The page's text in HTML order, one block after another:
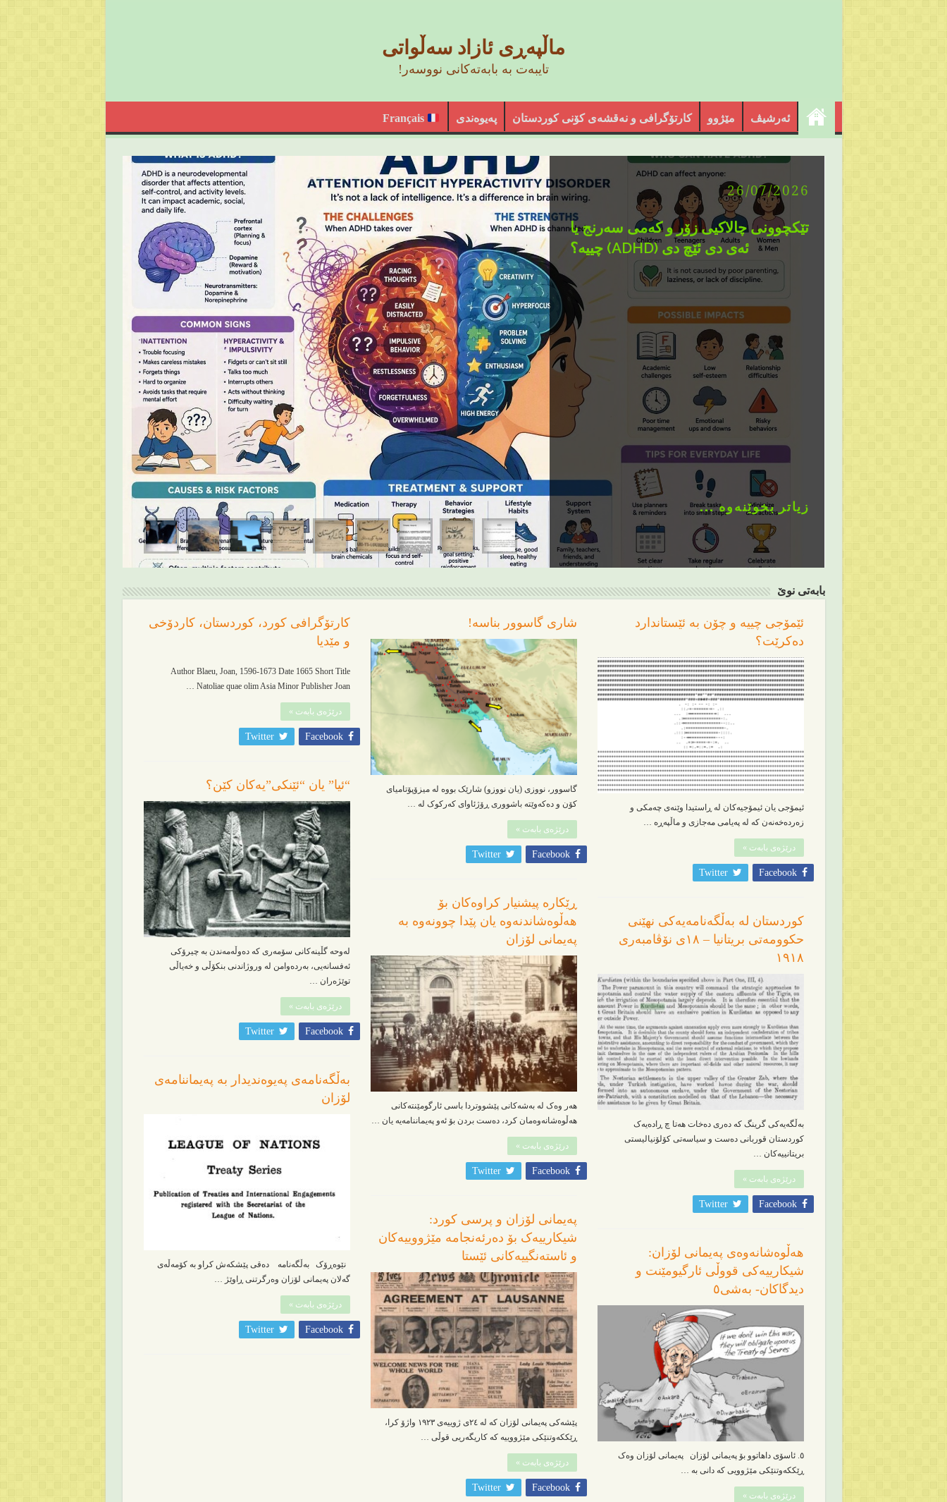
ماڵپەڕی ئازاد سەڵواتی
تایبەت بە بابەتەکانی نووسەر!
ئەرشیڤ مێژوو کارتۆگرافی و نەقشەی کۆنی کوردستان پەیوەندی
زیاتر بخوێنەوە ...
تێکچوونی چالاکیی زۆر و کەمی سەرنج یا
ئەی دی ئێچ دی (ADHD) چییە؟
26/07/2026
بابەتی نوێ
ئێمۆجی چییە و چۆن بە ئێستاندارد
دەکرێت؟
ئیمۆجی یان ئیمۆجیەکان لە ڕاستیدا وێنەی چەمکی و
زەردەخەنەن کە لە پەیامی مەجازی و ماڵپەڕە …
درێژەی بابەت »
Facebook
Twitter
شاری گاسوور بناسە!
گاسوور، نووزی (یان نووزو) شارێک بووە لە میزۆپۆتامیای
کۆن و دەکەوێتە باشووری ڕۆژئاوای کەرکوک لە …
درێژەی بابەت »
Facebook
Twitter
کارتۆگرافی کورد، کوردستان، کاردۆخی
و مێدیا
Author Blaeu, Joan, 1596-1673 Date 1665 Short Title
Natoliae quae olim Asia Minor Publisher Joan …
درێژەی بابەت »
Facebook
Twitter
“ئیا” یان “ئێنکی”یەکان کێن؟
لەوحە گڵینەکانی سۆمەری کە دەوڵەمەندن بە چیرۆکی
ئەفسانەیی، بەردەوامن لە وروژاندنی بنکۆڵی و خەیاڵی
توێژەران …
درێژەی بابەت »
Facebook
Twitter
ڕێکارە پیشنیار کراوەکان بۆ
هەڵوەشاندنەوە یان پێدا چوونەوە بە
پەیمانی لۆزان
هەر وەک لە بەشەکانی پێشووتردا باسی ئارگومێنتەکانی
هەڵوەشانەوەمان کرد، دەست بردن بۆ ئەو پەیماننامەیە یان …
درێژەی بابەت »
Facebook
Twitter
کوردستان لە بەڵگەنامەیەکی نهێنی
حکوومەتی بریتانیا – ١٨ی نۆڤامبەری
١٩١٨
بەڵگەیەکی گرینگ کە دەری دەخات هەتا چ ڕادەیەک
کوردستان قوربانی دەست و سیاسەتی کۆلۆنیالیستی
بریتانییەکان …
درێژەی بابەت »
Facebook
Twitter
بەڵگەنامەی پەیوەندیدار بە پەیماننامەی
لۆزان
نێوەڕۆک بەڵگەنامە دەقی پێشکەش کراو بە کۆمەڵەی
گەلان پەیمانی لۆزان وەرگرتنی ڕاوێژ …
درێژەی بابەت »
Facebook
Twitter
پەیمانی لۆزان و پرسی کورد:
شیکارییەک بۆ دەرئەنجامە مێژووییەکان
و ئاستەنگییەکانی ئێستا
پێشەکی پەیمانی لۆزان کە لە ٢٤ی ژوییەی ١٩٢٣ واژۆ کرا،
ڕێککەوتنێکی مێژووییە کە کاریگەریی قوڵی …
درێژەی بابەت »
Facebook
Twitter
هەڵوەشانەوەی پەیمانی لۆزان:
شیکارییەکی قووڵی ئارگیومێنت و
دیدگاکان- بەشی٥
٥. ئاسۆی داهاتوو بۆ پەیمانی لۆزان پەیمانی لۆزان وەک
ڕێککەوتنێکی مێژوویی کە دانی بە …
درێژەی بابەت »